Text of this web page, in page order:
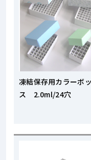
凍結保存用カラーボ
ス 2.0ml/24穴